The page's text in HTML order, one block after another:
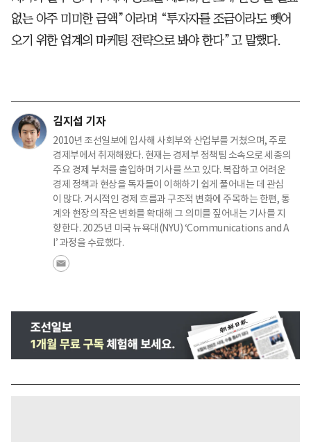
없는 아주 미미한 금액”이라며 “투자자를 조금이라도 뺏어
오기 위한 업계의 마케팅 전략으로 봐야 한다”고 말했다.
김지섭 기자
2010년 조선일보에 입사해 사회부와 산업부를 거쳤으며, 주로
경제부에서 취재해왔다. 현재는 경제부 정책팀 소속으로 세종의
주요 경제 부처를 출입하며 기사를 쓰고 있다. 복잡하고 어려운
경제 정책과 현상을 독자들이 이해하기 쉽게 풀어내는 데 관심
이 많다. 거시적인 경제 흐름과 구조적 변화에 주목하는 한편, 통
계와 현장의 작은 변화를 확대해 그 의미를 짚어내는 기사를 지
향한다. 2025년 미국 뉴욕대(NYU) ‘Communications and A
I’ 과정을 수료했다.